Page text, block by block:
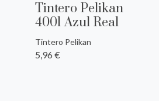
Tintero Pelikan
4001 Azul Real
Tintero Pelikan
5,96 €